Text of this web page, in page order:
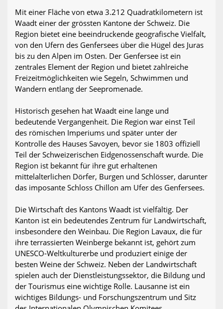
Mit einer Fläche von etwa 3.212 Quadratkilometern ist
Waadt einer der grössten Kantone der Schweiz. Die
Region bietet eine beeindruckende geografische Vielfalt,
von den Ufern des Genfersees über die Hügel des Juras
bis zu den Alpen im Osten. Der Genfersee ist ein
zentrales Element der Region und bietet zahlreiche
Freizeitmöglichkeiten wie Segeln, Schwimmen und
Wandern entlang der Seepromenade.
Historisch gesehen hat Waadt eine lange und
bedeutende Vergangenheit. Die Region war einst Teil
des römischen Imperiums und später unter der
Kontrolle des Hauses Savoyen, bevor sie 1803 offiziell
Teil der Schweizerischen Eidgenossenschaft wurde. Die
Region ist bekannt für ihre gut erhaltenen
mittelalterlichen Dörfer, Burgen und Schlösser, darunter
das imposante Schloss Chillon am Ufer des Genfersees.
Die Wirtschaft des Kantons Waadt ist vielfältig. Der
Kanton ist ein bedeutendes Zentrum für Landwirtschaft,
insbesondere den Weinbau. Die Region Lavaux, die für
ihre terrassierten Weinberge bekannt ist, gehört zum
UNESCO-Weltkulturerbe und produziert einige der
besten Weine der Schweiz. Neben der Landwirtschaft
spielen auch der Dienstleistungssektor, die Bildung und
der Tourismus eine wichtige Rolle. Lausanne ist ein
wichtiges Bildungs- und Forschungszentrum und Sitz